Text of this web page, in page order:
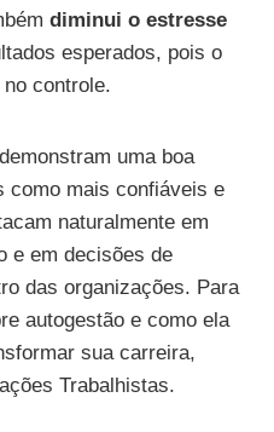
diminui o estresse
esperados, pois o
controle.
uma boa
como mais confiáveis e
naturalmente em
e em decisões de
das organizações. Para
autogestão e como ela
sua carreira,
Trabalhistas.